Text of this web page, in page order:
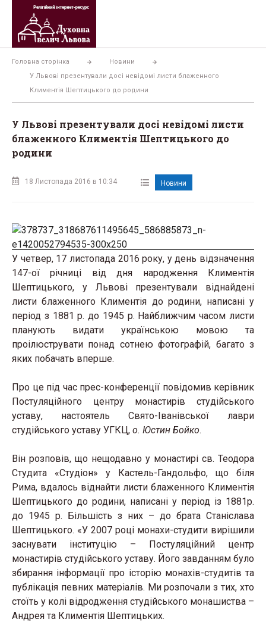
Перейти
вмісту
Головна сторінка
Новини
У Львові презентували досі невідомі листи блаженного
Климентія Шептицького до родини
У Львові презентували досі невідомі листи
блаженного Климентія Шептицького до
родини
18 Листопада 2016 в 10:34 Новини
У четвер, 17 листопада 2016 року, у день відзначення
147-ої річниці від дня народження Климентія
Шептицького, у Львові презентували віднайдені
листи блаженного Климентія до родини, написані у
період з 1881 р. до 1945 р. Найближчим часом листи
планують видати українською мовою та
проілюструвати понад сотнею фотографій, багато з
яких побачать вперше.
Про це під час прес-конференції повідомив керівник
Постуляційного центру монастирів студійського
уставу, настоятель Свято-Іванівської лаври
студійського уставу УГКЦ, о. Юстин Бойко.
Він розповів, що нещодавно у монастирі св. Теодора
Студита «Студіон» у Кастель-Гандольфо, що біля
Рима, вдалось віднайти листи блаженного Климентія
Шептицького до родини, написані у період із 1881р.
до 1945 р. Більшість з них – до брата Станіслава
Шептицького. «У 2007 році монахи-студити вирішили
заснувати інституцію – Постуляційний центр
монастирів студійського уставу. Його завданням було
збирання інформації про історію монахів-студитів та
публікація певних матеріалів. Ми розпочали з тих, хто
стоїть у колі відродження студійського монашиства –
Андрея та Климентія Шептицьких.